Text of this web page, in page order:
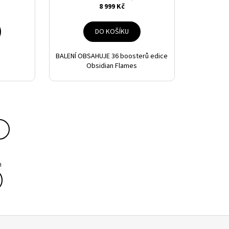
8 999 Kč
DO KOŠÍKU
BALENÍ OBSAHUJE 36 boosterů edice
Obsidian Flames